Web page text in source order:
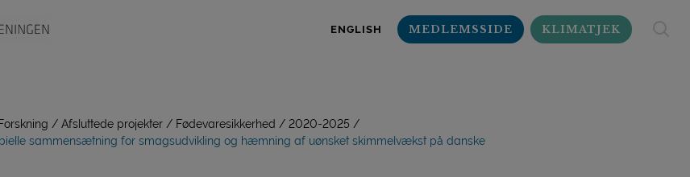
ENGLISH MEDLEMSSIDE KLIMATJEK
Forskning Afsluttede projekter Fødevaresikkerhed
2020-2025
sammensætning for smagsudvikling og hæmning af uønsket skimmelvækst på danske